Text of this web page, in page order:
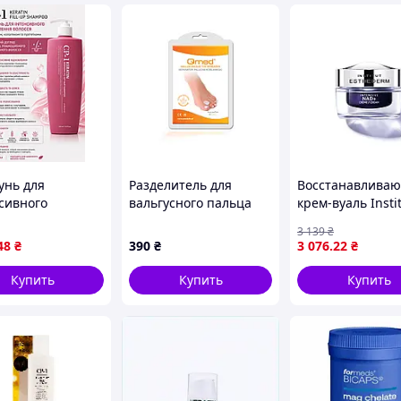
в контролируемых условиях за пределами
с потенциально опасными
как диоксины, метилртуть,
ценными научными исследованиями и
идеально соответствует потребностям самых
в рационе групп потребителей.
указать другую порцию для ежедневного
для
Fill-Up
500 мл с
и
₴
Купить
Разделитель для
вальгусного пальца
пара размер М
390 ₴
Купить
крем-вуаль
энергия и сияние
кожи, 50 мл
3 076.22 ₴
3 139₴
Купить